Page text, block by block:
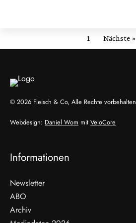
1 Nächste »
© 2026 Fleisch & Co, Alle Rechte vorbehalten
Webdesign: Daniel Wom mit VeloCore
Informationen
Newsletter
ABO
Archiv